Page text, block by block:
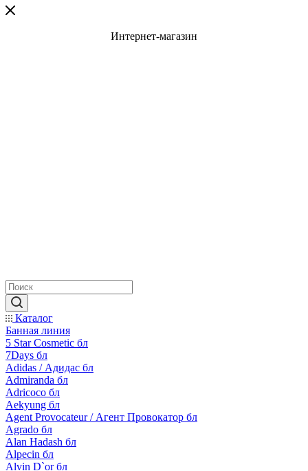
Интернет-магазин
Каталог
Банная линия
5 Star Cosmetic бл
7Days бл
Adidas / Адидас бл
Admiranda бл
Adricoco бл
Aekyung бл
Agent Provocateur / Агент Провокатор бл
Agrado бл
Alan Hadash бл
Alpecin бл
Alvin D`or бл